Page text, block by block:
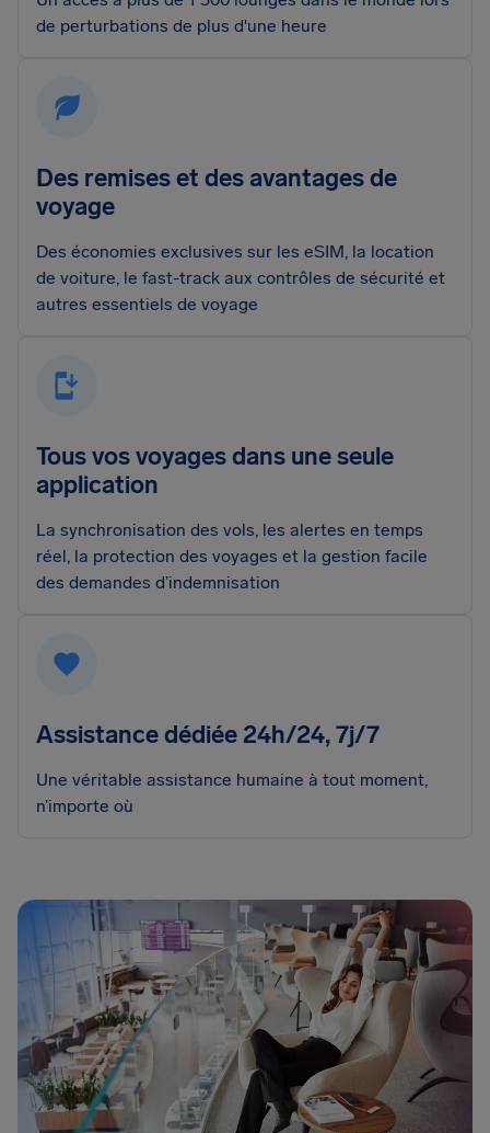
de perturbations de plus d'une heure
Des remises et des avantages de
voyage
Des économies exclusives sur les eSIM, la location
de voiture, le fast-track aux contrôles de sécurité et
autres essentiels de voyage
Tous vos voyages dans une seule
application
La synchronisation des vols, les alertes en temps
réel, la protection des voyages et la gestion facile
des demandes d’indemnisation
Assistance dédiée 24h/24, 7j/7
Une véritable assistance humaine à tout moment,
n’importe où